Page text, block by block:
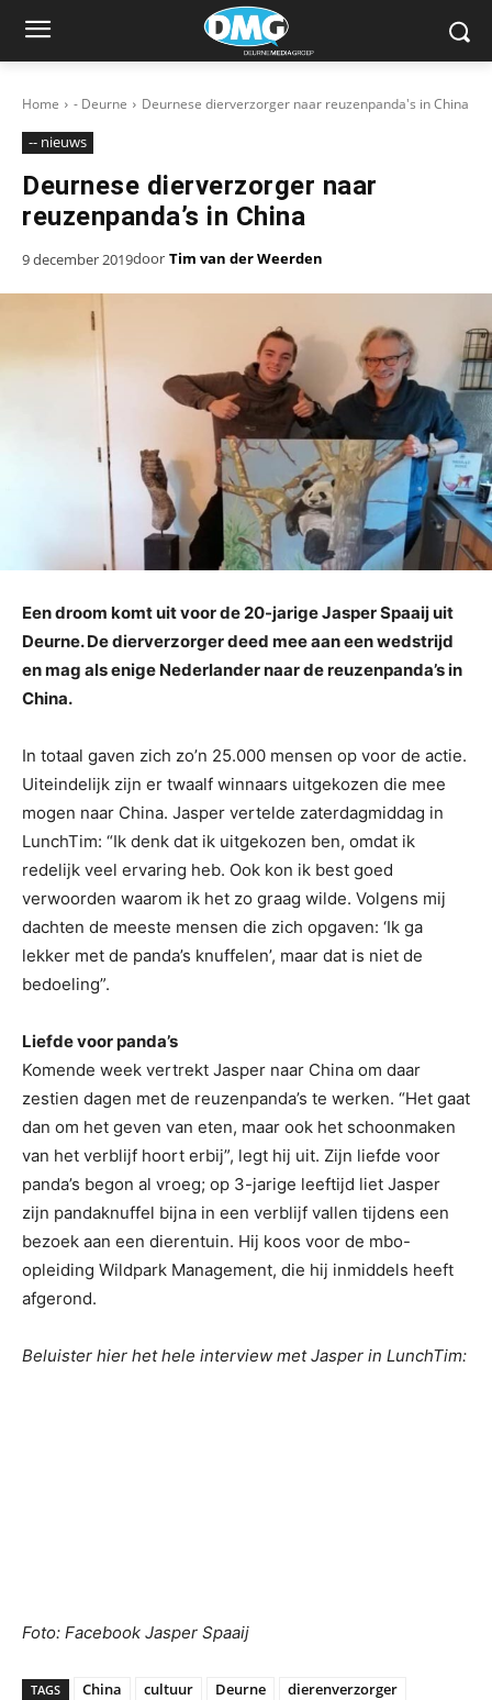
Home - Deurne Deurnese dierverzorger naar reuzenpanda's in China
-- nieuws
Deurnese dierverzorger naar
reuzenpanda’s in China
9 december 2019door Tim van der Weerden
Een droom komt uit voor de 20-jarige Jasper Spaaij uit
Deurne. De dierverzorger deed mee aan een wedstrijd
en mag als enige Nederlander naar de reuzenpanda’s in
China.
In totaal gaven zich zo’n 25.000 mensen op voor de actie.
Uiteindelijk zijn er twaalf winnaars uitgekozen die mee
mogen naar China. Jasper vertelde zaterdagmiddag in
LunchTim: “Ik denk dat ik uitgekozen ben, omdat ik
redelijk veel ervaring heb. Ook kon ik best goed
verwoorden waarom ik het zo graag wilde. Volgens mij
dachten de meeste mensen die zich opgaven: ‘Ik ga
lekker met de panda’s knuffelen’, maar dat is niet de
bedoeling”.
Liefde voor panda’s
Komende week vertrekt Jasper naar China om daar
zestien dagen met de reuzenpanda’s te werken. “Het gaat
dan om het geven van eten, maar ook het schoonmaken
van het verblijf hoort erbij”, legt hij uit. Zijn liefde voor
panda’s begon al vroeg; op 3-jarige leeftijd liet Jasper
zijn pandaknuffel bijna in een verblijf vallen tijdens een
bezoek aan een dierentuin. Hij koos voor de mbo-
opleiding Wildpark Management, die hij inmiddels heeft
afgerond.
Beluister hier het hele interview met Jasper in LunchTim:
Foto: Facebook Jasper Spaaij
TAGS China cultuur Deurne
dierenverzorger